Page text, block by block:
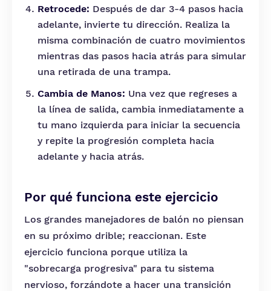
Retrocede: Después de dar 3-4 pasos hacia
adelante, invierte tu dirección. Realiza la
misma combinación de cuatro movimientos
mientras das pasos hacia atrás para simular
una retirada de una trampa.
Cambia de Manos: Una vez que regreses a
la línea de salida, cambia inmediatamente a
tu mano izquierda para iniciar la secuencia
y repite la progresión completa hacia
adelante y hacia atrás.
Por qué funciona este ejercicio
Los grandes manejadores de balón no piensan
en su próximo drible; reaccionan. Este
ejercicio funciona porque utiliza la
"sobrecarga progresiva" para tu sistema
nervioso, forzándote a hacer una transición